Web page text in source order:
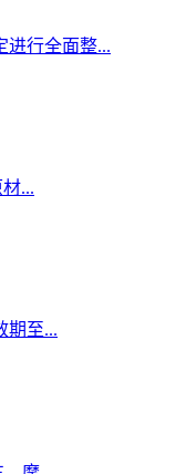
进行全面整...
...
期至...